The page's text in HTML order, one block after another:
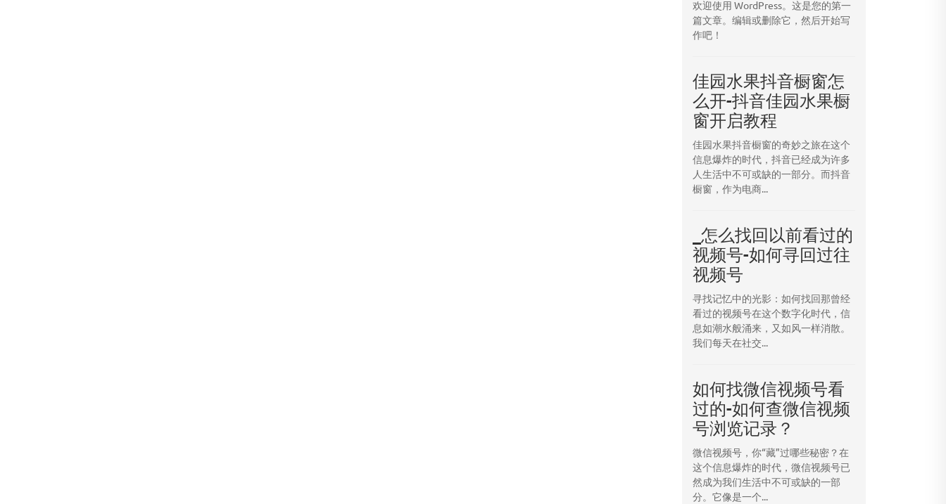
欢迎使用 WordPress。这是您的第一
篇文章。编辑或删除它，然后开始写
作吧！
佳园水果抖音橱窗怎
么开-抖音佳园水果橱
窗开启教程
佳园水果抖音橱窗的奇妙之旅在这个
信息爆炸的时代，抖音已经成为许多
人生活中不可或缺的一部分。而抖音
橱窗，作为电商...
_怎么找回以前看过的
视频号-如何寻回过往
视频号
寻找记忆中的光影：如何找回那曾经
看过的视频号在这个数字化时代，信
息如潮水般涌来，又如风一样消散。
我们每天在社交...
如何找微信视频号看
过的-如何查微信视频
号浏览记录？
微信视频号，你“藏”过哪些秘密？在
这个信息爆炸的时代，微信视频号已
然成为我们生活中不可或缺的一部
分。它像是一个...